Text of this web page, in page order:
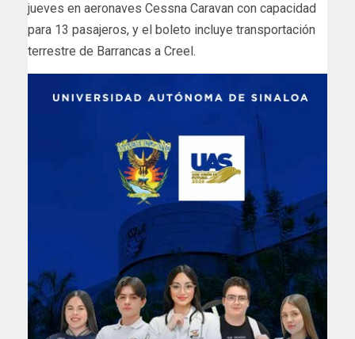
jueves en aeronaves Cessna Caravan con capacidad
para 13 pasajeros, y el boleto incluye transportación
terrestre de Barrancas a Creel.